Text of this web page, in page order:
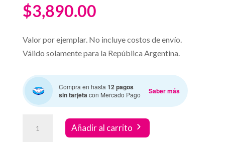
$3,890.00
Valor por ejemplar. No incluye costos de envío.
Válido solamente para la República Argentina.
Compra en hasta12 pagos
sin tarjetacon Mercado Pago Saber más
Granny
Añadir al carrito